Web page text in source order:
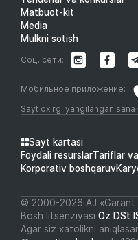
Matbuot-kit
Media
Mulkni sotish
Sayt oxirgi yangilangan sana
Мобильное приложение:
Соц. сети:
Sayt kartasi
Foydali resurslarTariflar
Korporativ boshqaruv
© 2000-2026 АJ «Garant
Bosh litsenziyasi Oz DSt
Agar siz xatolikni